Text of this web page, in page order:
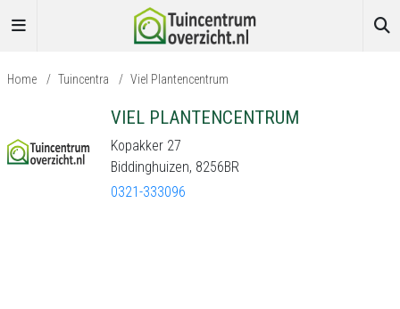
Home / Tuincentra / Viel Plantencentrum
VIEL PLANTENCENTRUM
Kopakker 27
Biddinghuizen, 8256BR
0321-333096